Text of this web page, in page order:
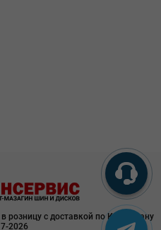
с доставкой по Казахстану
2026